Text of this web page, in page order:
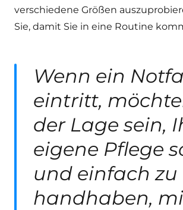
verschiedene Größen
Sie, damit Sie in eine Routine
Wenn ein
eintritt,
der Lage sein,
eigene Pflege
und einfach zu
handhaben,